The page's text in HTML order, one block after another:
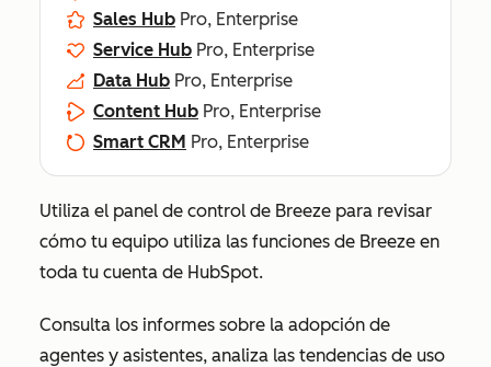
Sales Hub Pro, Enterprise
Service Hub Pro, Enterprise
Data Hub Pro, Enterprise
Content Hub Pro, Enterprise
Smart CRM Pro, Enterprise
Utiliza el panel de control de Breeze para revisar
cómo tu equipo utiliza las funciones de Breeze en
toda tu cuenta de HubSpot.
Consulta los informes sobre la adopción de
agentes y asistentes, analiza las tendencias de uso